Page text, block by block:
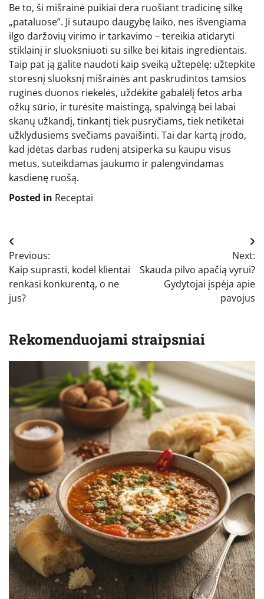
Be to, ši mišrainė puikiai dera ruošiant tradicinę silkę
„pataluose”. Ji sutaupo daugybę laiko, nes išvengiama
ilgo daržovių virimo ir tarkavimo – tereikia atidaryti
stiklainį ir sluoksniuoti su silke bei kitais ingredientais.
Taip pat ją galite naudoti kaip sveiką užtepėlę: užtepkite
storesnį sluoksnį mišrainės ant paskrudintos tamsios
ruginės duonos riekelės, uždėkite gabalėlį fetos arba
ožkų sūrio, ir turėsite maistingą, spalvingą bei labai
skanų užkandį, tinkantį tiek pusryčiams, tiek netikėtai
užklydusiems svečiams pavaišinti. Tai dar kartą įrodo,
kad įdėtas darbas rudenį atsiperka su kaupu visus
metus, suteikdamas jaukumo ir palengvindamas
kasdienę ruošą.
Posted in Receptai
Navigacija
tarp
įrašų
Previous:
Kaip suprasti, kodėl klientai
renkasi konkurentą, o ne
jus?
Next:
Skauda pilvo apačią vyrui?
Gydytojai įspėja apie
pavojus
Rekomenduojami straipsniai